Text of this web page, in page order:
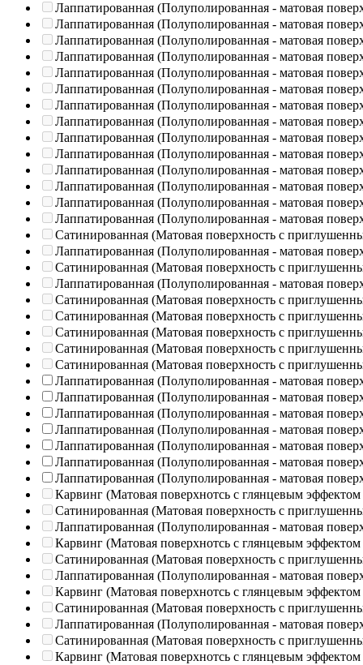
Лаппатированная (Полуполированная - матовая
Лаппатированная (Полуполированная - матовая
Лаппатированная (Полуполированная - матовая
Лаппатированная (Полуполированная - матовая
Лаппатированная (Полуполированная - матовая
Лаппатированная (Полуполированная - матовая
Лаппатированная (Полуполированная - матовая
Лаппатированная (Полуполированная - матовая
Лаппатированная (Полуполированная - матовая
Лаппатированная (Полуполированная - матовая
Лаппатированная (Полуполированная - матовая
Лаппатированная (Полуполированная - матовая
Лаппатированная (Полуполированная - матовая
Лаппатированная (Полуполированная - матовая
Сатинированная (Матовая поверхность с
Лаппатированная (Полуполированная - матовая
Сатинированная (Матовая поверхность с
Лаппатированная (Полуполированная - матовая
Сатинированная (Матовая поверхность с
Сатинированная (Матовая поверхность с
Сатинированная (Матовая поверхность с
Сатинированная (Матовая поверхность с
Сатинированная (Матовая поверхность с
Лаппатированная (Полуполированная - матовая
Лаппатированная (Полуполированная - матовая
Лаппатированная (Полуполированная - матовая
Лаппатированная (Полуполированная - матовая
Лаппатированная (Полуполированная - матовая
Лаппатированная (Полуполированная - матовая
Лаппатированная (Полуполированная - матовая
Карвинг (Матовая поверхнотсь с глянцевым эффектом
Сатинированная (Матовая поверхность с
Лаппатированная (Полуполированная - матовая
Карвинг (Матовая поверхнотсь с глянцевым эффектом
Сатинированная (Матовая поверхность с
Лаппатированная (Полуполированная - матовая
Карвинг (Матовая поверхнотсь с глянцевым эффектом
Сатинированная (Матовая поверхность с
Лаппатированная (Полуполированная - матовая
Сатинированная (Матовая поверхность с
Карвинг (Матовая поверхнотсь с глянцевым эффектом